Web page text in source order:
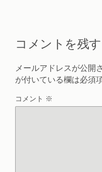
コメントを残す
メールアドレスが公開
が付いている欄は必須
コメント ※